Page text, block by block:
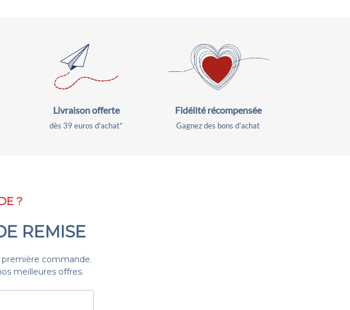
Livraison offerte
dès 39 euros d'achat*
Fidélité récompensée
Gagnez des bons d'achat